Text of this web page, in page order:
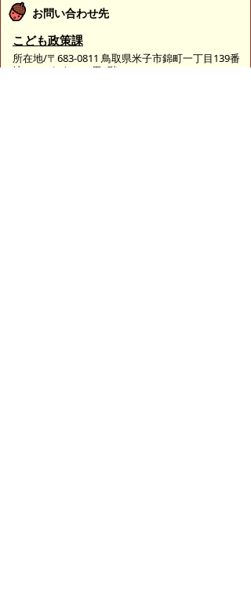
お問い合わせ先
こども政策課
所在地/〒683-0811 鳥取県米子市錦町一丁目139番
地3 （ふれあいの里1階）